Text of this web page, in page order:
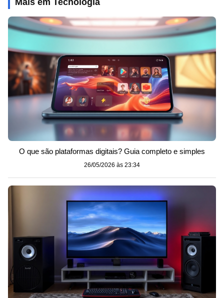
O que são plataformas digitais? Guia completo e simples
26/05/2026 às 23:34